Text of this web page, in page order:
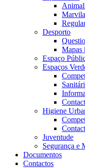
Desporto
Mapas
Espaço
Espaços
Higiene
Juventude
Segurança e
Documentos
Contactos